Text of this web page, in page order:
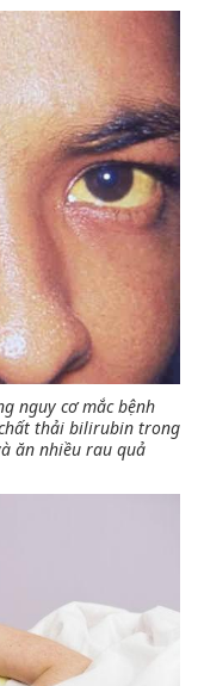
nguy cơ mắc bệnh
thải bilirubin trong
ăn nhiều rau quả